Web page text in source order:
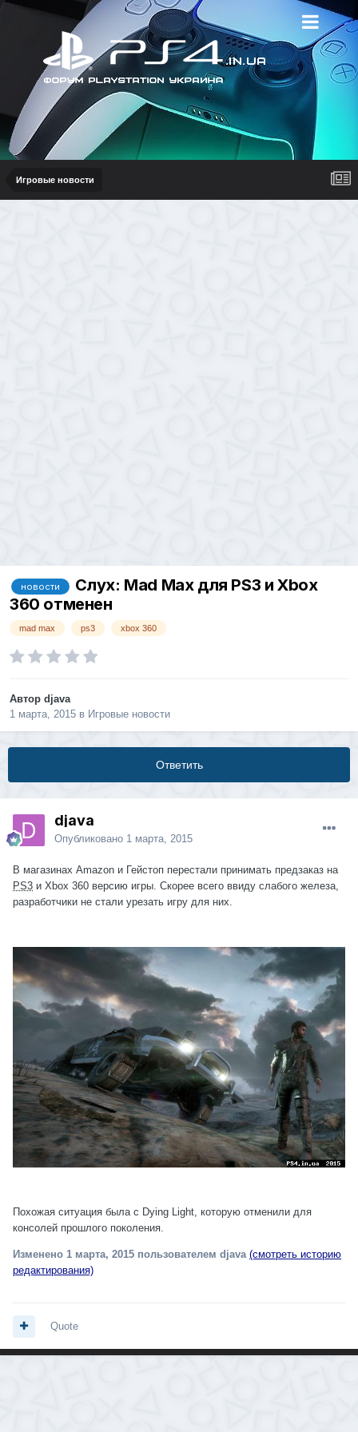
Игровые новости
новости
Слух: Mad Max для PS3 и Xbox
360 отменен
mad max ps3 xbox 360
Автор djava
1 марта, 2015 в Игровые новости
Ответить
djava
Опубликовано 1 марта, 2015
В магазинах Amazon и Гейстоп перестали принимать предзаказ на
PS3 и Xbox 360 версию игры. Скорее всего ввиду слабого железа,
разработчики не стали урезать игру для них.
Похожая ситуация была с Dying Light, которую отменили для
консолей прошлого поколения.
Изменено 1 марта, 2015 пользователем djava (смотреть историю
редактирования)
Quote